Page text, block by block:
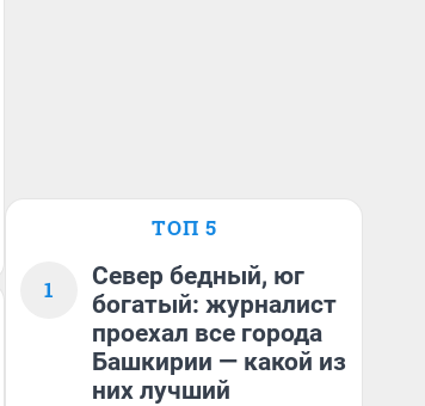
ТОП 5
1
Север бедный, юг
богатый: журналист
проехал все города
Башкирии — какой из
них лучший